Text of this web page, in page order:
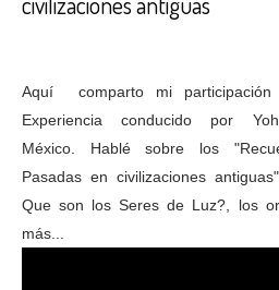
Aquí comparto mi
Experiencia conducido por
México. Hablé sobre los
Pasadas en civilizaciones
Que son los Seres de Luz?, los
más...